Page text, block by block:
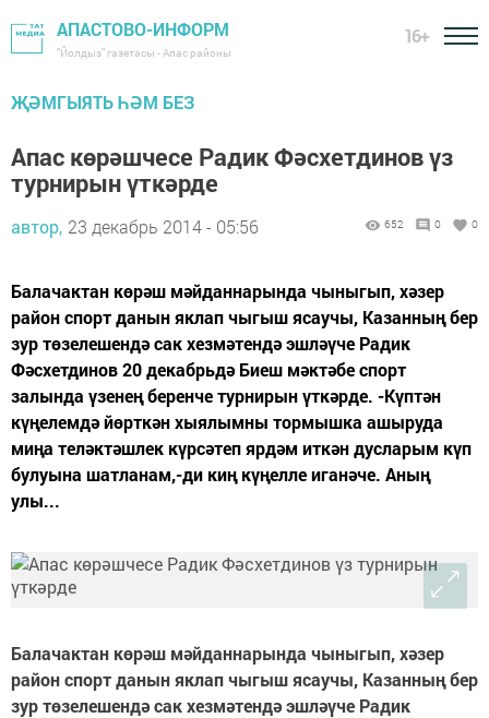
АПАСТОВО-ИНФОРМ
"Йолдыз" газетасы - Апас районы
16+
ҖӘМГЫЯТЬ ҺӘМ БЕЗ
Апас көрәшчесе Радик Фәсхетдинов үз
турнирын үткәрде
автор, 23 декабрь 2014 - 05:56 652 0 0
Балачактан көрәш мәйданнарында чыныгып, хәзер
район спорт данын яклап чыгыш ясаучы, Казанның бер
зур төзелешендә сак хезмәтендә эшләүче Радик
Фәсхетдинов 20 декабрьдә Биеш мәктәбе спорт
залында үзенең беренче турнирын үткәрде. -Күптән
күңелемдә йөрткән хыялымны тормышка ашыруда
миңа теләктәшлек күрсәтеп ярдәм иткән дусларым күп
булуына шатланам,-ди киң күңелле иганәче. Аның
улы...
Балачактан көрәш мәйданнарында чыныгып, хәзер
район спорт данын яклап чыгыш ясаучы, Казанның бер
зур төзелешендә сак хезмәтендә эшләүче Радик